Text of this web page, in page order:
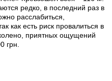
редко, в последний раз в
расслабиться,
как есть риск провалиться в
приятных ощущений
грн.